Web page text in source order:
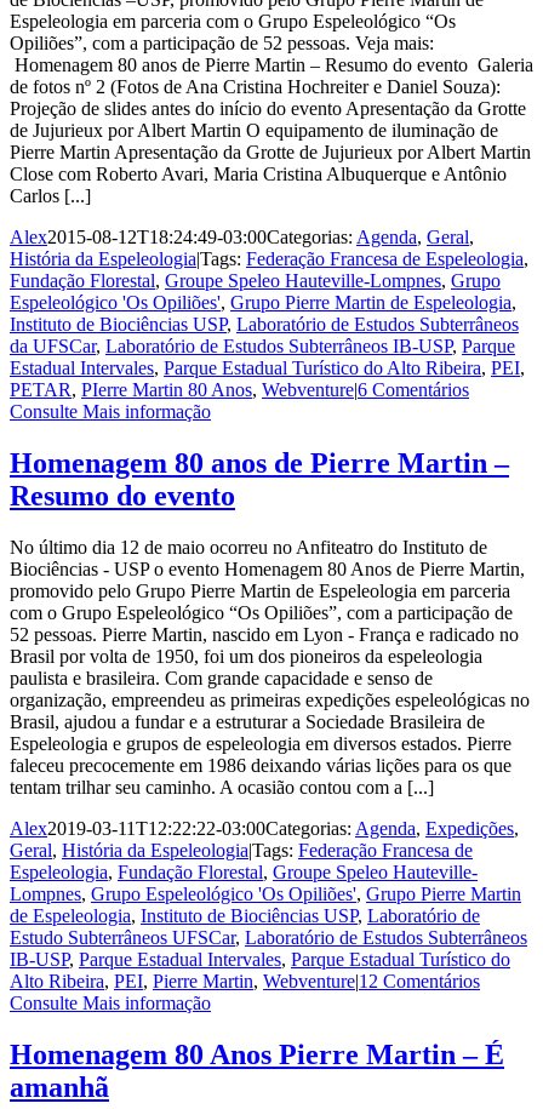
Espeleologia em parceria com o Grupo Espeleológico “Os
Opiliões”, com a participação de 52 pessoas. Veja mais:
Homenagem 80 anos de Pierre Martin – Resumo do evento Galeria
de fotos nº 2 (Fotos de Ana Cristina Hochreiter e Daniel Souza):
Projeção de slides antes do início do evento Apresentação da Grotte
de Jujurieux por Albert Martin O equipamento de iluminação de
Pierre Martin Apresentação da Grotte de Jujurieux por Albert Martin
Close com Roberto Avari, Maria Cristina Albuquerque e Antônio
Carlos [...]
Alex2015-08-12T18:24:49-03:00Categorias: Agenda, Geral,
História da Espeleologia|Tags: Federação Francesa de Espeleologia,
Fundação Florestal, Groupe Speleo Hauteville-Lompnes, Grupo
Espeleológico 'Os Opiliões', Grupo Pierre Martin de Espeleologia,
Instituto de Biociências USP, Laboratório de Estudos Subterrâneos
da UFSCar, Laboratório de Estudos Subterrâneos IB-USP, Parque
Estadual Intervales, Parque Estadual Turístico do Alto Ribeira, PEI,
PETAR, PIerre Martin 80 Anos, Webventure|6 Comentários
Consulte Mais informação
Homenagem 80 anos de Pierre Martin –
Resumo do evento
No último dia 12 de maio ocorreu no Anfiteatro do Instituto de
Biociências - USP o evento Homenagem 80 Anos de Pierre Martin,
promovido pelo Grupo Pierre Martin de Espeleologia em parceria
com o Grupo Espeleológico “Os Opiliões”, com a participação de
52 pessoas. Pierre Martin, nascido em Lyon - França e radicado no
Brasil por volta de 1950, foi um dos pioneiros da espeleologia
paulista e brasileira. Com grande capacidade e senso de
organização, empreendeu as primeiras expedições espeleológicas no
Brasil, ajudou a fundar e a estruturar a Sociedade Brasileira de
Espeleologia e grupos de espeleologia em diversos estados. Pierre
faleceu precocemente em 1986 deixando várias lições para os que
tentam trilhar seu caminho. A ocasião contou com a [...]
Alex2019-03-11T12:22:22-03:00Categorias: Agenda, Expedições,
Geral, História da Espeleologia|Tags: Federação Francesa de
Espeleologia, Fundação Florestal, Groupe Speleo Hauteville-
Lompnes, Grupo Espeleológico 'Os Opiliões', Grupo Pierre Martin
de Espeleologia, Instituto de Biociências USP, Laboratório de
Estudo Subterrâneos UFSCar, Laboratório de Estudos Subterrâneos
IB-USP, Parque Estadual Intervales, Parque Estadual Turístico do
Alto Ribeira, PEI, Pierre Martin, Webventure|12 Comentários
Consulte Mais informação
Homenagem 80 Anos Pierre Martin – É
amanhã